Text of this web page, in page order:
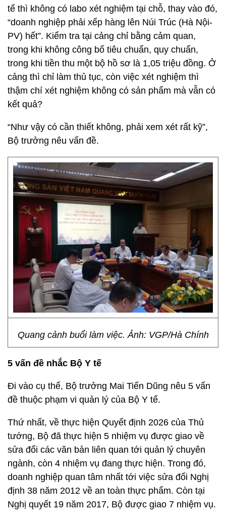
tế thì không có labo xét nghiệm tại chỗ, thay vào đó,
“doanh nghiệp phải xếp hàng lên Núi Trúc (Hà Nội-
PV) hết”. Kiểm tra tại cảng chỉ bằng cảm quan,
trong khi không công bố tiêu chuẩn, quy chuẩn,
trong khi tiền thu một bộ hồ sơ là 1,05 triệu đồng. Ở
cảng thì chỉ làm thủ tục, còn việc xét nghiệm thì
thậm chí xét nghiệm không có sản phẩm mà vẫn có
kết quả?
“Như vậy có cần thiết không, phải xem xét rất kỹ”,
Bộ trưởng nêu vấn đề.
Quang cảnh buổi làm việc. Ảnh: VGP/Hà Chính
5 vấn đề nhắc Bộ Y tế
Đi vào cụ thể, Bộ trưởng Mai Tiến Dũng nêu 5 vấn
đề thuộc phạm vi quản lý của Bộ Y tế.
Thứ nhất, về thực hiện Quyết định 2026 của Thủ
tướng, Bộ đã thực hiện 5 nhiệm vụ được giao về
sửa đổi các văn bản liên quan tới quản lý chuyên
ngành, còn 4 nhiệm vụ đang thực hiện. Trong đó,
doanh nghiệp quan tâm nhất tới việc sửa đổi Nghị
định 38 năm 2012 về an toàn thực phẩm. Còn tại
Nghị quyết 19 năm 2017, Bộ được giao 7 nhiệm vụ.